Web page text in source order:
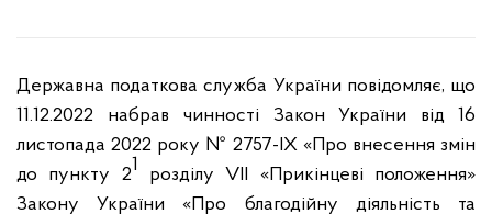
Державна податкова служба України повідомляє, що
11.12.2022 набрав чинності Закон України від 16
листопада 2022 року № 2757-ІХ «Про внесення змін
до пункту 21 розділу VII «Прикінцеві положення»
Закону України «Про благодійну діяльність та